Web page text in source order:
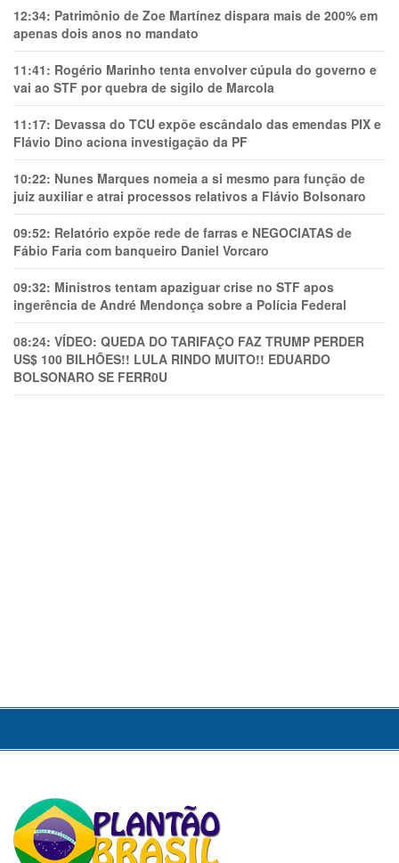
12:34: Patrimônio de Zoe Martínez dispara mais de 200% em
apenas dois anos no mandato
11:41: Rogério Marinho tenta envolver cúpula do governo e
vai ao STF por quebra de sigilo de Marcola
11:17: Devassa do TCU expõe escândalo das emendas PIX e
Flávio Dino aciona investigação da PF
10:22: Nunes Marques nomeia a si mesmo para função de
juiz auxiliar e atrai processos relativos a Flávio Bolsonaro
09:52: Relatório expõe rede de farras e NEGOCIATAS de
Fábio Faria com banqueiro Daniel Vorcaro
09:32: Ministros tentam apaziguar crise no STF apos
ingerência de André Mendonça sobre a Polícia Federal
08:24: VÍDEO: QUEDA DO TARIFAÇO FAZ TRUMP PERDER
US$ 100 BILHÕES!! LULA RINDO MUITO!! EDUARDO
BOLSONARO SE FERR0U